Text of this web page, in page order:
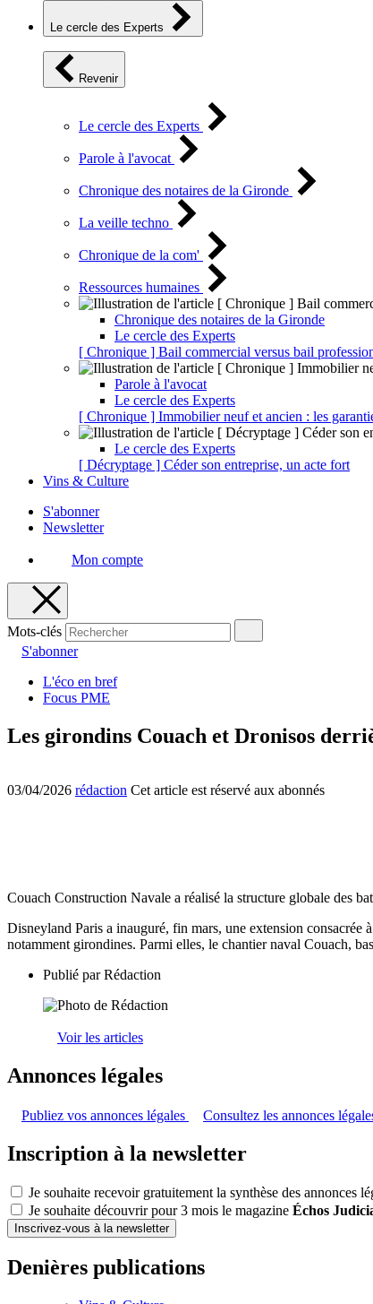
Le cercle des Experts
Revenir
Le cercle des Experts
Parole à l'avocat
Chronique des notaires de la Gironde
La veille techno
Chronique de la com'
Ressources humaines
Chronique des notaires de la Gironde
Le cercle des Experts
[ Chronique ] Bail commercial versus bail
Parole à l'avocat
Le cercle des Experts
[ Chronique ] Immobilier neuf et ancien : les
Le cercle des Experts
[ Décryptage ] Céder son entreprise, un acte fort
Vins & Culture
S'abonner
Newsletter
Mon compte
Mots-clés
S'abonner
L'éco en bref
Focus PME
Les girondins Couach et Dronisos
03/04/2026 rédaction Cet article est réservé aux abonnés
Couach Construction Navale a réalisé la structure globale des
Disneyland Paris a inauguré, fin mars, une extension consacrée
notamment girondines. Parmi elles, le chantier naval Couach,
Publié parRédaction
Voir les articles
Annonces légales
Publiez vos annonces légales Consultez les annonces
Inscription à la newsletter
Je souhaite recevoir gratuitement la synthèse des annonces
Je souhaite découvrir pour 3 mois le magazine Échos
Inscrivez-vous à la newsletter
Denières publications